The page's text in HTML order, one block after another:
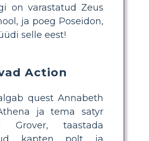
on varastatud Zeus
ja poeg Poseidon,
selle eest!
Action
quest Annabeth
ja tema satyr
Grover, taastada